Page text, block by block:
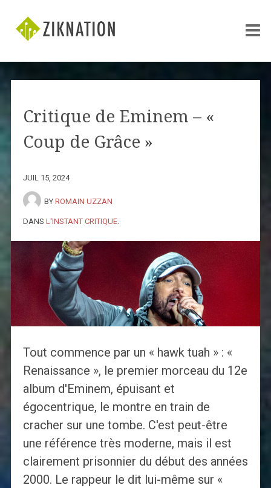
Critique de Eminem – «
Coup de Grâce »
JUIL 15, 2024
BY ROMAIN UZZAN
DANS L'INSTANT CRITIQUE.
Tout commence par un « hawk tuah » : «
Renaissance », le premier morceau du 12e
album d'Eminem, épuisant et
égocentrique, le montre en train de
cracher sur une tombe. C'est peut-être
une référence très moderne, mais il est
clairement prisonnier du début des années
2000. Le rappeur le dit lui-même sur «